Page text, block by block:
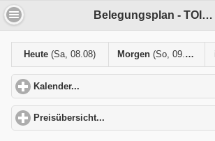
Belegungsplan - TOIMS Tennishalle Hülben
Heute(Sa, 08.08) Morgen(So, 09.08)
Kalender...
Preisübersicht...